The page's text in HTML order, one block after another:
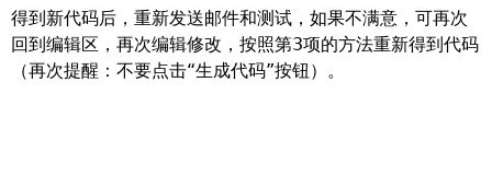
得到新代码后，重新发送邮件和测试，如果不满意，可再次
回到编辑区，再次编辑修改，按照第3项的方法重新得到代码
（再次提醒：不要点击“生成代码”按钮）。